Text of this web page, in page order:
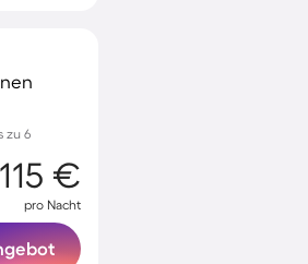
zu 6
115 €
pro Nacht